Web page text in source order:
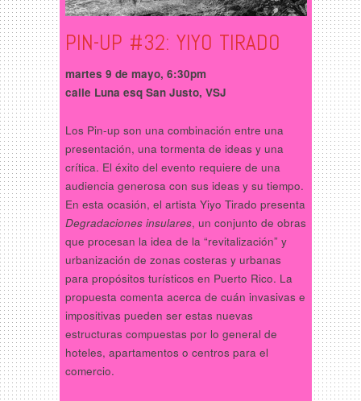
PIN-UP #32: YIYO TIRADO
martes 9 de mayo, 6:30pm
calle Luna esq San Justo, VSJ
Los Pin-up son una combinación entre una
presentación, una tormenta de ideas y una
crítica. El éxito del evento requiere de una
audiencia generosa con sus ideas y su tiempo.
En esta ocasión, el artista Yiyo Tirado presenta
Degradaciones insulares, un conjunto de obras
que procesan la idea de la “revitalización” y
urbanización de zonas costeras y urbanas
para propósitos turísticos en Puerto Rico. La
propuesta comenta acerca de cuán invasivas e
impositivas pueden ser estas nuevas
estructuras compuestas por lo general de
hoteles, apartamentos o centros para el
comercio.